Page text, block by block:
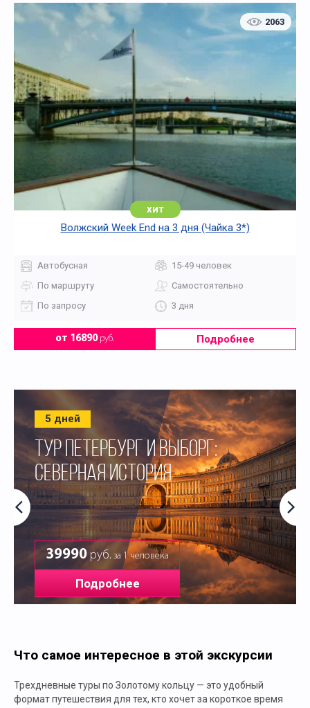
2063
хит
Волжский Week End на 3 дня (Чайка 3*)
Автобусная
15-49 человек
По маршруту
Самостоятельно
По запросу
3 дня
от 16890руб. Подробнее
5 дней
ТУР ПЕТЕРБУРГ И ВЫБОРГ:
СЕВЕРНАЯ ИСТОРИЯ
39990 руб. за 1 человека
Подробнее
Что самое интересное в этой экскурсии
Трехдневные туры по Золотому кольцу — это удобный
формат путешествия для тех, кто хочет за короткое время